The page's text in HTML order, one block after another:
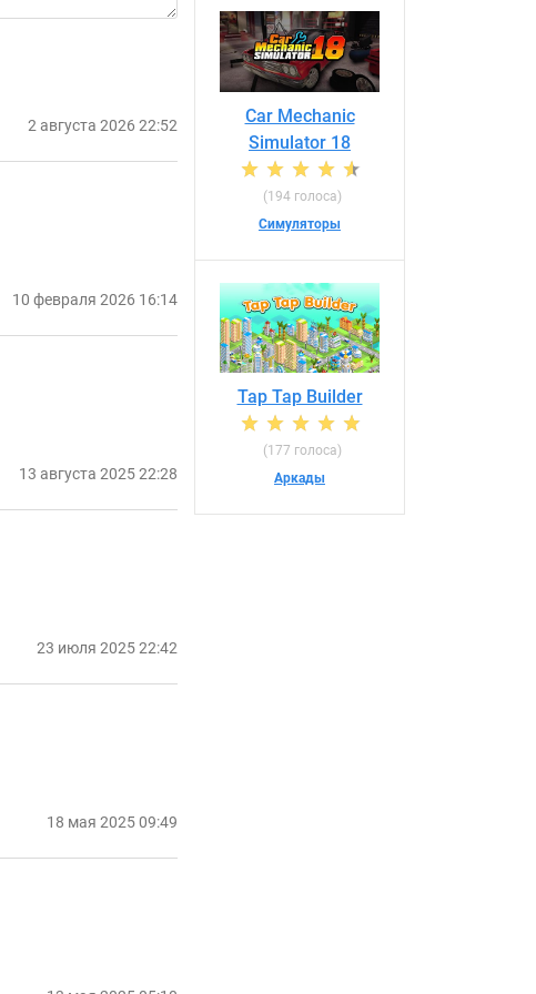
2 августа 2026 22:52
10 февраля 2026 16:14
13 августа 2025 22:28
23 июля 2025 22:42
18 мая 2025 09:49
Car Mechanic
Simulator 18
(194 голоса)
Симуляторы
Tap Tap Builder
(177 голоса)
Аркады